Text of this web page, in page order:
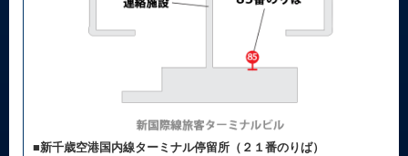
■新千歳空港国内線ターミナル停留所（２１番のりば）